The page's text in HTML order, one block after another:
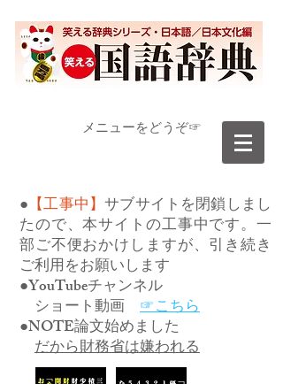
​メニューをどうぞ☞
● 【工事中】サブサイトを閉鎖しまし
たので、本サイトの工事中です。一
部ご不便おかけしますが、引き続き
ご利用をお願いします
●YouTubeチャンネル
ショート動画 ☞こちら
●NOTE論文始めました
だから財務省は嫌われる